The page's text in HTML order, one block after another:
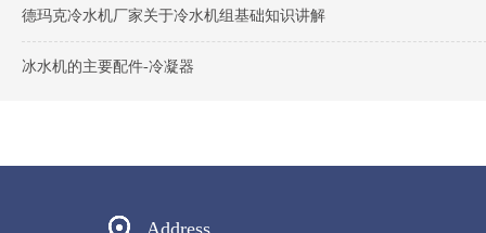
德玛克冷水机厂家关于冷水机组基础知识讲解
冰水机的主要配件-冷凝器
Address